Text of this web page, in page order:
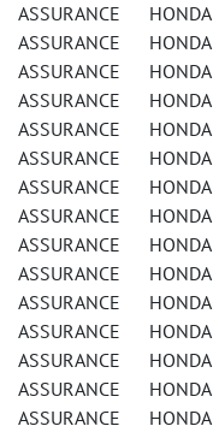
ASSURANCE
ASSURANCE
ASSURANCE
ASSURANCE
ASSURANCE
ASSURANCE
ASSURANCE
ASSURANCE
ASSURANCE
ASSURANCE
ASSURANCE
ASSURANCE
ASSURANCE
ASSURANCE
ASSURANCE